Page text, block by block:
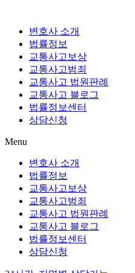
content변호사 소개
법률정보
교통사고보상
교통사고범죄
교통사고 법원판례
교통사고 블로그
법률정보센터
상담신청
Menu
변호사 소개
법률정보
교통사고보상
교통사고범죄
교통사고 법원판례
교통사고 블로그
법률정보센터
상담신청